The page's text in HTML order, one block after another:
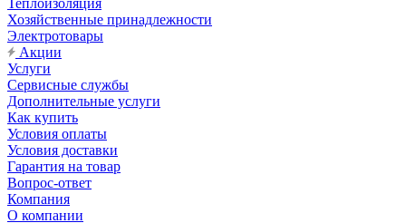
Теплоизоляция
Хозяйственные принадлежности
Электротовары
Акции
Услуги
Сервисные службы
Дополнительные услуги
Как купить
Условия оплаты
Условия доставки
Гарантия на товар
Вопрос-ответ
Компания
О компании